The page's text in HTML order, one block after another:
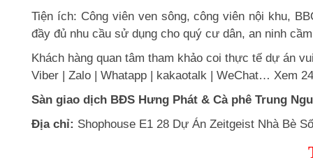
Tiện ích: Công viên ven sông, công viên nội khu,
đầy đủ nhu cầu sử dụng cho quý cư dân, an ninh
Khách hàng quan tâm tham khảo coi thực tế dự án
Viber | Zalo | Whatapp | kakaotalk | WeChat… Xem
Sàn giao dịch BĐS Hưng Phát & Cà phê Trung
Địa chỉ: Shophouse E1 28 Dự Án Zeitgeist Nhà Bè